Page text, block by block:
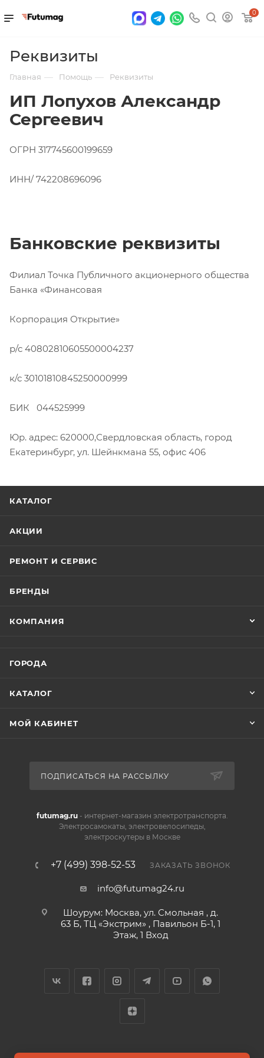
0
Реквизиты
Главная — Помощь — Реквизиты
ИП Лопухов Александр
Сергеевич
ОГРН 317745600199659
ИНН/ 742208696096
Банковские реквизиты
Филиал Точка Публичного акционерного общества
Банка «Финансовая
Корпорация Открытие»
р/с 40802810605500004237
к/с 30101810845250000999
БИК 044525999
Юр. адрес: 620000,Свердловская область, город
Екатеринбург, ул. Шейнкмана 55, офис 406
КАТАЛОГ
АКЦИИ
РЕМОНТ И СЕРВИС
БРЕНДЫ
КОМПАНИЯ
ГОРОДА
КАТАЛОГ
МОЙ КАБИНЕТ
ПОДПИСАТЬСЯ НА РАССЫЛКУ
futumag.ru- интернет-магазин электротранспорта.
Электросамокаты, электровелосипеды,
электроскутеры в Москве
+7 (499) 398-52-53 ЗАКАЗАТЬ ЗВОНОК
info@futumag24.ru
Шоурум: Москва, ул. Смольная , д.
63 Б, ТЦ «Экстрим» , Павильон Б-1, 1
Этаж, 1 Вход
2026 © FUTUMAG.RU